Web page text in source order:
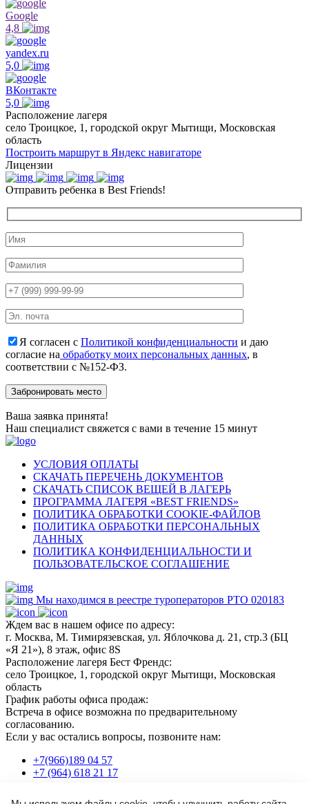
Google
4,8
yandex.ru
5,0
ВКонтакте
5,0
Расположение лагеря
село Троицкое, 1, городской округ Мытищи, Московская
область
Построить маршрут в Яндекс навигаторе
Лицензии
Отправить ребенка в Best Friends!
Я согласен с Политикой конфиденциальности и даю
согласие на обработку моих персональных данных, в
соответствии с №152-ФЗ.
Ваша заявка принята!
Наш специалист свяжется с вами в течение 15 минут
УСЛОВИЯ ОПЛАТЫ
СКАЧАТЬ ПЕРЕЧЕНЬ ДОКУМЕНТОВ
СКАЧАТЬ СПИСОК ВЕЩЕЙ В ЛАГЕРЬ
ПРОГРАММА ЛАГЕРЯ «BEST FRIENDS»
ПОЛИТИКА ОБРАБОТКИ COOKIE-ФАЙЛОВ
ПОЛИТИКА ОБРАБОТКИ ПЕРСОНАЛЬНЫХ
ДАННЫХ
ПОЛИТИКА КОНФИДЕНЦИАЛЬНОСТИ И
ПОЛЬЗОВАТЕЛЬСКОЕ СОГЛАШЕНИЕ
Мы находимся в реестре туроператоров РТО 020183
Ждем вас в нашем офисе по адресу:
г. Москва, М. Тимирязевская, ул. Яблочкова д. 21, стр.3 (БЦ
«Я 21»), 8 этаж, офис 8S
Расположение лагеря Бест Френдс:
село Троицкое, 1, городской округ Мытищи, Московская
область
График работы офиса продаж:
Встреча в офисе возможна по предварительному
согласованию.
Если у вас остались вопросы, позвоните нам:
+7(966)189 04 57
+7 (964) 618 21 17